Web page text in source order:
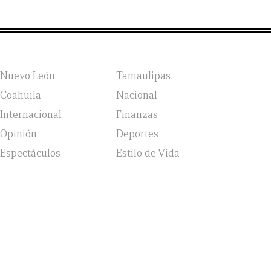
Nuevo León
Tamaulipas
Coahuila
Nacional
Internacional
Finanzas
Opinión
Deportes
Espectáculos
Estilo de Vida